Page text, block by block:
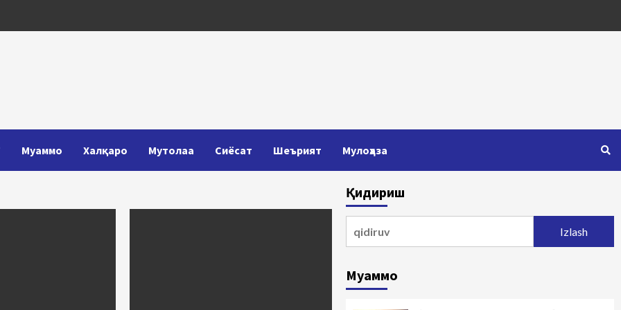
Муаммо Халқаро Мутолаа Сиёсат Шеърият Мулоҳаза
Қидириш
Муаммо